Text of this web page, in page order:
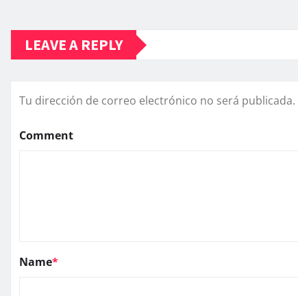
LEAVE A REPLY
Tu dirección de correo electrónico no será publicada.
Comment
Name*